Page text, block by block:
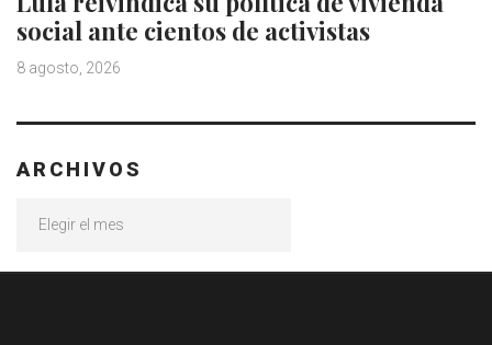
social ante cientos de activistas
8 agosto, 2026
ARCHIVOS